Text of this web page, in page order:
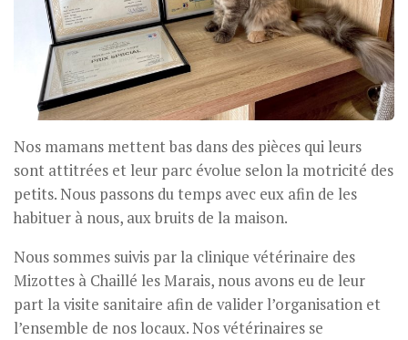
Nos mamans mettent bas dans des pièces qui leurs
sont attitrées et leur parc évolue selon la motricité des
petits. Nous passons du temps avec eux afin de les
habituer à nous, aux bruits de la maison.
Nous sommes suivis par la clinique vétérinaire des
Mizottes à Chaillé les Marais, nous avons eu de leur
part la visite sanitaire afin de valider l’organisation et
l’ensemble de nos locaux. Nos vétérinaires se